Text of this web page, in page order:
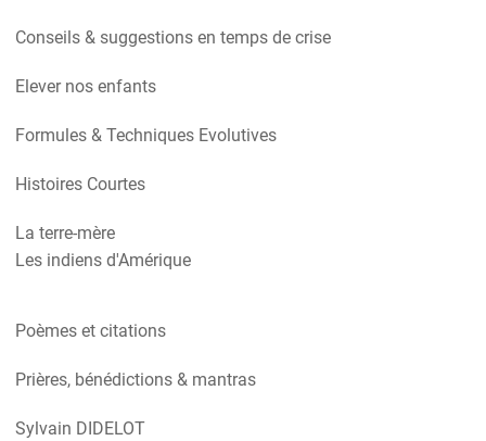
Conseils & suggestions en temps de crise
Elever nos enfants
Formules & Techniques Evolutives
Histoires Courtes
La terre-mère
Les indiens d'Amérique
Poèmes et citations
Prières, bénédictions & mantras
Sylvain DIDELOT